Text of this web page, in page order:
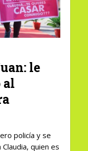
le
al
policía y se
quien es